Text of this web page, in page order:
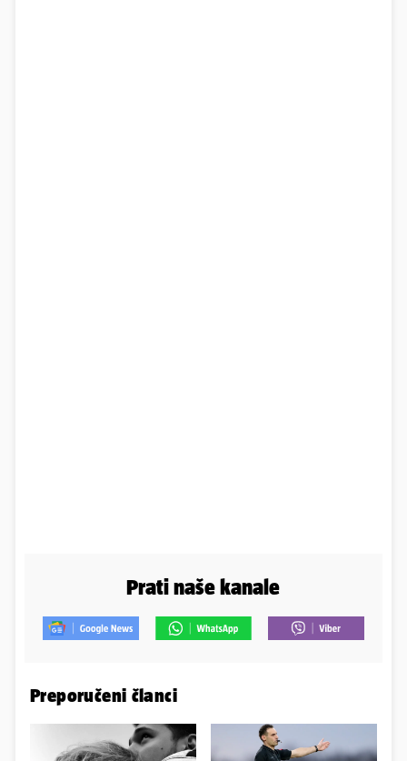
Prati naše kanale
Preporučeni članci